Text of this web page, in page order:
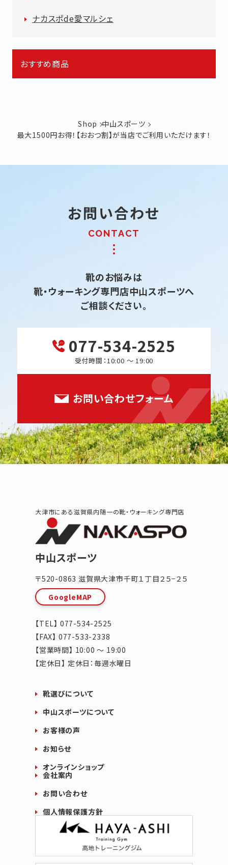
ナカスポde愛マルシェ
おすすめ商品
Shop 中山スポーツ
最大1500円お得！【おおつ割】が当店でご利用いただけます！
お問い合わせ
靴のお悩みは
靴・ウォーキング専門店中山スポーツへ
ご相談ください。
077-534-2525
受付時間：10:00 ～ 19:00
お問い合わせフォーム
大津市にある滋賀県内随一の靴・ウォーキング専門店
中山スポーツ
〒520-0863 滋賀県大津市千町１丁目２５−２５
GoogleMAP
【TEL】 077-534-2525
【FAX】 077-533-2338
【営業時間】 10:00 ～ 19:00
【定休日】 定休日：毎週水曜日
靴選びについて
中山スポーツについて
お客様の声
お知らせ
オンラインショップ
会社案内
お問い合わせ
個人情報保護方針